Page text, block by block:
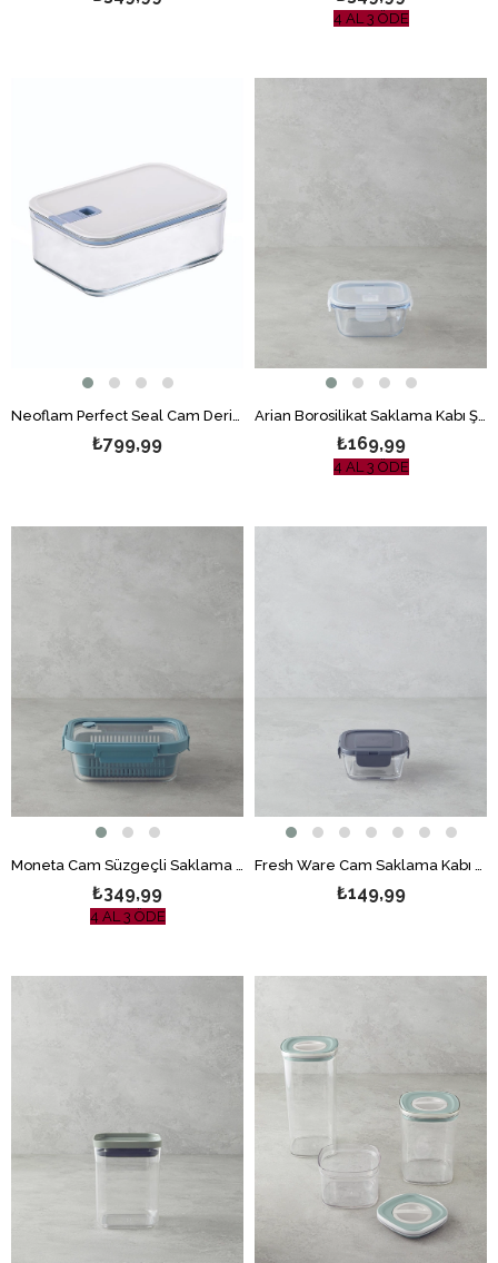
4 AL 3 ÖDE
Neoflam Perfect Seal Cam Derin Saklama Kabı 1600 ml Şeffaf
₺799,99
Arian Borosilikat Saklama Kabı Şeffaf
₺169,99
4 AL 3 ÖDE
₺349,99
4 AL 3 ÖDE
₺149,99